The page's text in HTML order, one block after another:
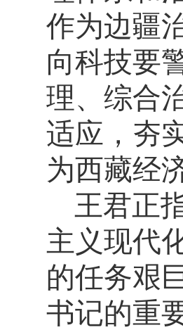
作为边疆
向科技要
理、综合
适应，夯
为西藏经
王君正
主义现代
的任务艰
书记的重